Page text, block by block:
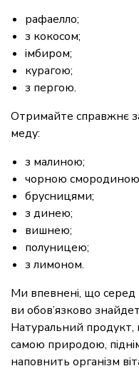
рафаелло;
з кокосом;
імбиром;
курагою;
з пергою.
Отримайте справжнє
меду:
з малиною;
чорною
брусницями;
з динею;
вишнею;
полуницею;
з лимоном.
Ми впевнені, що серед
ви обов’язково
Натуральний
самою природою,
наповнить організм